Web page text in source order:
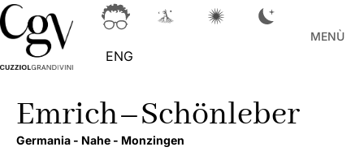
ENG
MENÙ
Emrich–Schönleber
Germania - Nahe - Monzingen